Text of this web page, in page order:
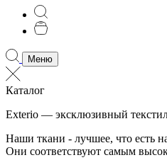
Меню
Каталог
Exterio — эксклюзивный
Наши ткани - лучшее, что есть
Они соответствуют самым